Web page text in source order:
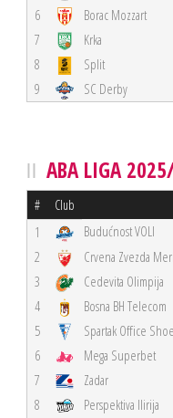
6
Borac Mozzart
7
Krka
8
Split
9
SC Derby
ABA LIGA
# Club
1 Budućnost VOLI
2
Crvena Zvezda
3
Cedevita Olimpija
4
Bosna BH Telecom
5
Spartak Office
6
Mega Superbet
7
Zadar
8
Perspektiva Ilirija